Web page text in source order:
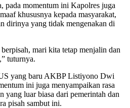
pada momentum ini Kapolres juga
khususnya kepada masyarakat,
dirinya yang tidak mengenakan di
mari kita tetap menjalin dan
tuturnya.
yang baru AKBP Listiyono Dwi
ini juga menyampaikan rasa
yang luar biasa dari pemerintah dan
pisah sambut ini.